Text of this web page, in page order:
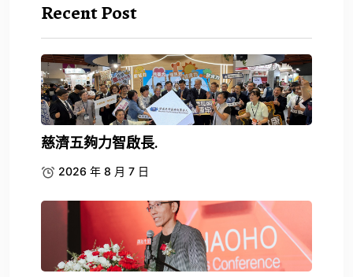
Recent Post
慈濟五夠力智啟長.
2026 年 8 月 7 日